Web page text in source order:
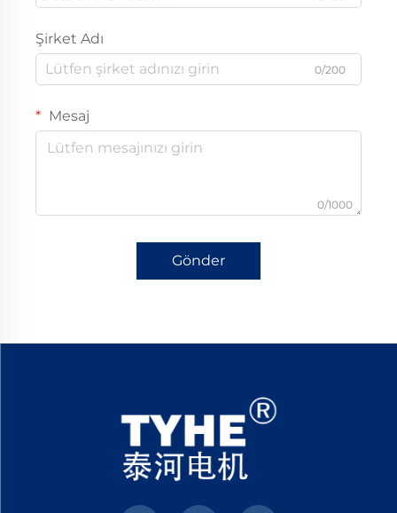
Şirket Adı
0/200
Mesaj
0/1000
Gönder